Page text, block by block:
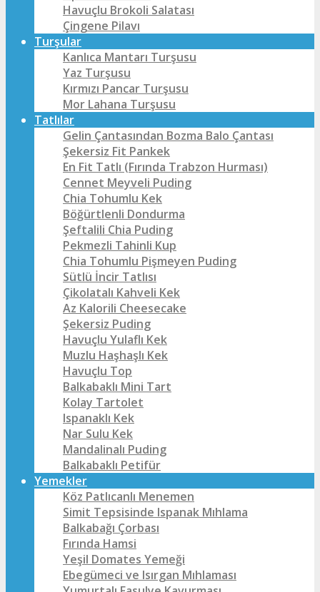
Havuçlu Brokoli Salatası
Çingene Pilavı
Turşular
Kanlıca Mantarı Turşusu
Yaz Turşusu
Kırmızı Pancar Turşusu
Mor Lahana Turşusu
Tatlılar
Gelin Çantasından Bozma Balo Çantası
Şekersiz Fit Pankek
En Fit Tatlı (Fırında Trabzon Hurması)
Cennet Meyveli Puding
Chia Tohumlu Kek
Böğürtlenli Dondurma
Şeftalili Chia Puding
Pekmezli Tahinli Kup
Chia Tohumlu Pişmeyen Puding
Sütlü İncir Tatlısı
Çikolatalı Kahveli Kek
Az Kalorili Cheesecake
Şekersiz Puding
Havuçlu Yulaflı Kek
Muzlu Haşhaşlı Kek
Havuçlu Top
Balkabaklı Mini Tart
Kolay Tartolet
Ispanaklı Kek
Nar Sulu Kek
Mandalinalı Puding
Balkabaklı Petifür
Yemekler
Köz Patlıcanlı Menemen
Simit Tepsisinde Ispanak Mıhlama
Balkabağı Çorbası
Fırında Hamsi
Yeşil Domates Yemeği
Ebegümeci ve Isırgan Mıhlaması